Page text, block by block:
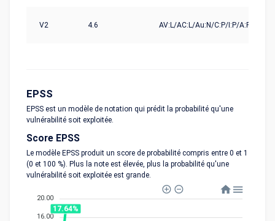
V2 4.6 AV:L/AC:L/Au:N/C:P/I:P/A:P
EPSS
EPSS est un modèle de notation qui prédit la probabilité qu'une
vulnérabilité soit exploitée.
Score EPSS
Le modèle EPSS produit un score de probabilité compris entre 0 et 1
(0 et 100 %). Plus la note est élevée, plus la probabilité qu'une
vulnérabilité soit exploitée est grande.
20.00
16.00
17.64%